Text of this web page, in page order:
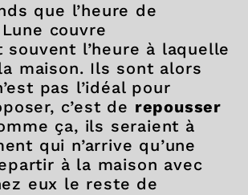
que l’heure de
couvre
l’heure à laquelle
maison. Ils sont alors
pas l’idéal pour
c’est de repousser
ça, ils seraient à
qui n’arrive qu’une
à la maison avec
eux le reste de